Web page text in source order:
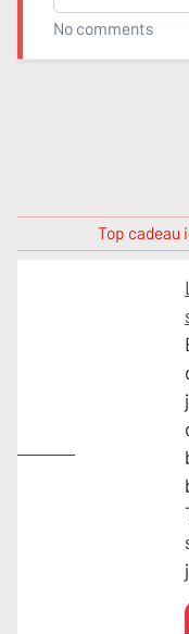
No comments
Top cadeau